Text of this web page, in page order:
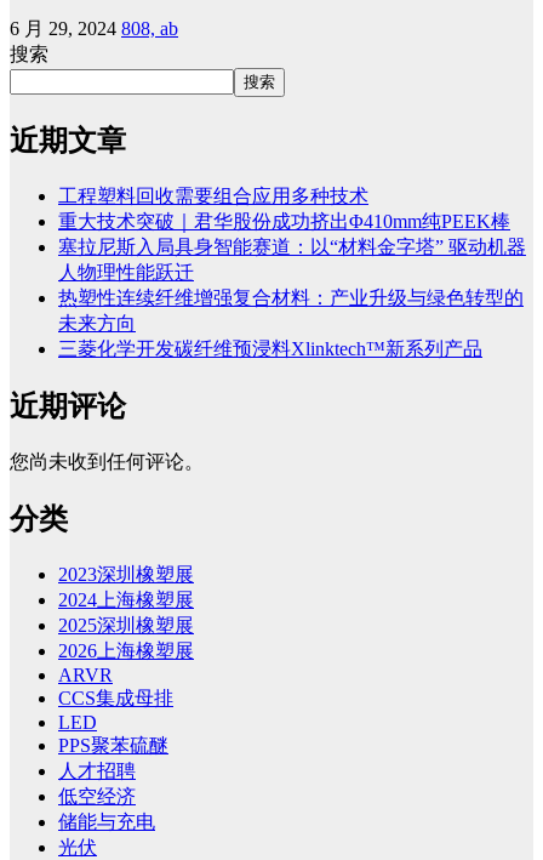
6 月 29, 2024 808, ab
搜索
搜索
近期文章
工程塑料回收需要组合应用多种技术
重大技术突破｜君华股份成功挤出Φ410mm纯PEEK棒
塞拉尼斯入局具身智能赛道：以“材料金字塔” 驱动机器
人物理性能跃迁
热塑性连续纤维增强复合材料：产业升级与绿色转型的
未来方向
三菱化学开发碳纤维预浸料Xlinktech™新系列产品
近期评论
您尚未收到任何评论。
分类
2023深圳橡塑展
2024上海橡塑展
2025深圳橡塑展
2026上海橡塑展
ARVR
CCS集成母排
LED
PPS聚苯硫醚
人才招聘
低空经济
储能与充电
光伏